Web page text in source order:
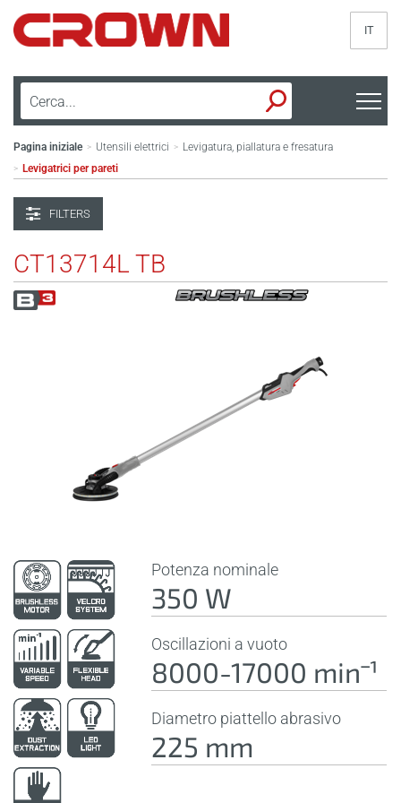
IT
Pagina iniziale > Utensili elettrici > Levigatura, piallatura e fresatura
> Levigatrici per pareti
FILTERS
CT13714L TB
Potenza nominale
350 W
Oscillazioni a vuoto
8000-17000 minˉ¹
Diametro piattello abrasivo
225 mm